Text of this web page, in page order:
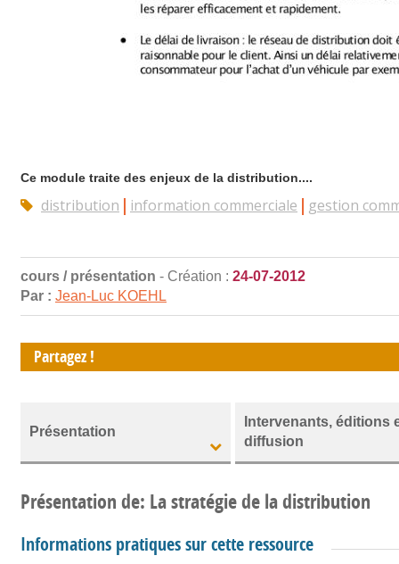
Ce module traite des enjeux de la distribution....
distribution information commerciale gestion
cours / présentation - Création : 24-07-2012
Par : Jean-Luc KOEHL
Partagez !
Présentation
Intervenants, éditions
diffusion
Présentation de: La stratégie de la distribution
Informations pratiques sur cette ressource